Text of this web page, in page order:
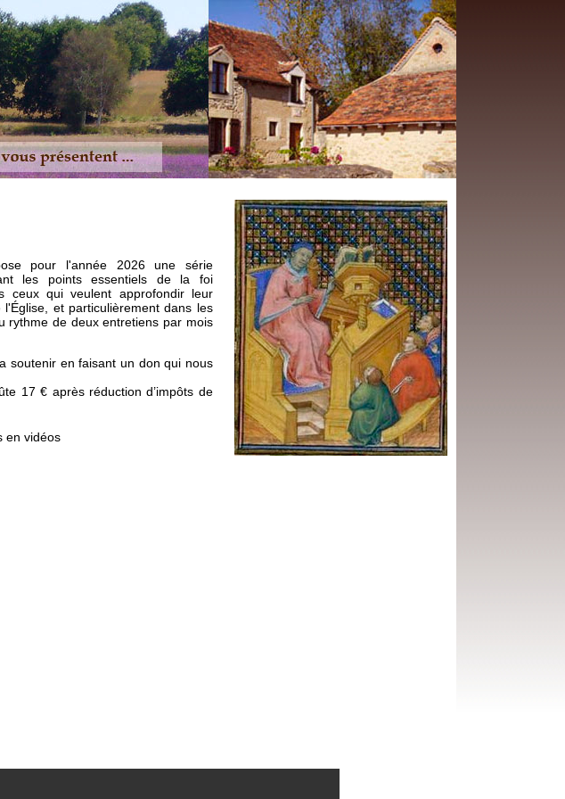
pour l'année 2026 une série
les points essentiels de la foi
ceux qui veulent approfondir leur
et particulièrement dans les
rythme de deux entretiens par mois
soutenir en faisant un don qui nous
17 € après réduction d’impôts de
en vidéos